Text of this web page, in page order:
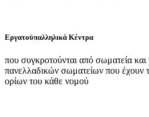
Εργατοϋπαλληλικά Κέντρα
που συγκροτούνται από σωματεία
πανελλαδικών σωματείων που έχουν
ορίων του κάθε νομού